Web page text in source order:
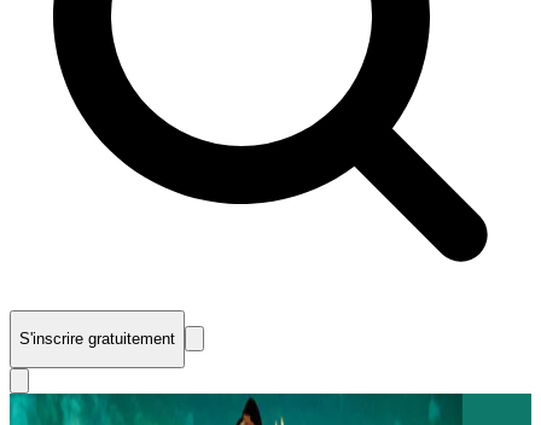
S'inscrire gratuitement